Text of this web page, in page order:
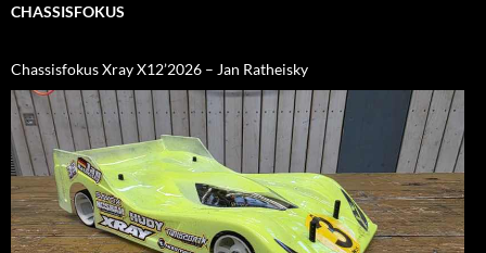
CHASSISFOKUS
Chassisfokus Xray X12’2026 – Jan Ratheisky